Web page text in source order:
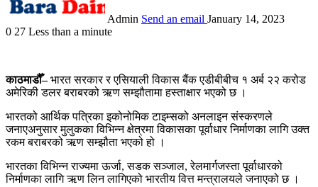
Admin Send an email January 14, 2023
0 27 Less than a minute
काठमाडौँ–भारत सरकार र एसियाली विकास बैंक एडीबीबीच १ अर्ब २२ करोड
अमेरिकी डलर बराबरको ऋण सम्झौतामा हस्ताक्षार भएको छ ।
भारतको आर्थिक पत्रिका इकोनोमिक टाइम्सको अनलाइन संस्करणले
जनाएअनुसार मुलुकका विभिन्न क्षेत्रमा विकासका पूर्वाधार निर्माणका लागि उक्त
रकम बराबरको ऋण सम्झौता भएको हो ।
भारतका विभिन्न राज्यमा ऊर्जा, सडक सञ्जाल, रेलमार्गजस्ता पूर्वाधारको
निर्माणका लागि ऋण लिन लागिएको भारतीय वित्त मन्त्रालयले जनाएको छ ।